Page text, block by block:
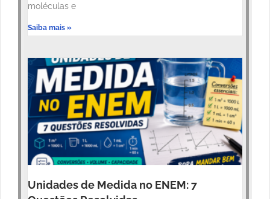
moléculas e
Saiba mais »
Unidades de Medida no ENEM: 7